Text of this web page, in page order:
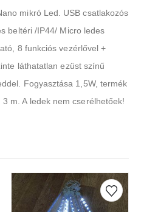
mikró Led. USB csatlakozós
beltéri /IP44/ Micro ledes
8 funkciós vezérlővel +
láthatatlan ezüst színű
Fogyasztása 1,5W, termék
m. A ledek nem cserélhetőek!